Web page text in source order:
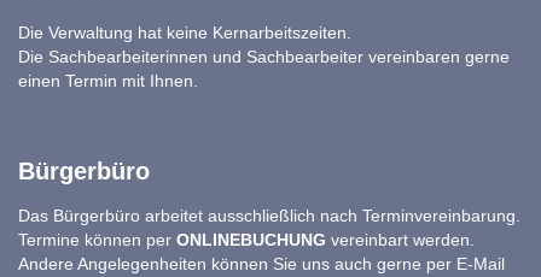
Die Verwaltung hat keine Kernarbeitszeiten.
Die Sachbearbeiterinnen und Sachbearbeiter vereinbaren gerne
einen Termin mit Ihnen.
Bürgerbüro
Das Bürgerbüro arbeitet ausschließlich nach Terminvereinbarung.
Termine können per ONLINEBUCHUNG vereinbart werden.
Andere Angelegenheiten können Sie uns auch gerne per E-Mail